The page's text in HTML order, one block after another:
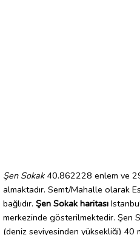
Şen Sokak40.862228 enlem ve
almaktadır. Semt/Mahalle olarak
bağlıdır. Şen Sokak haritası
merkezinde gösterilmektedir. Şen
(deniz seviyesinden yüksekliği) 40